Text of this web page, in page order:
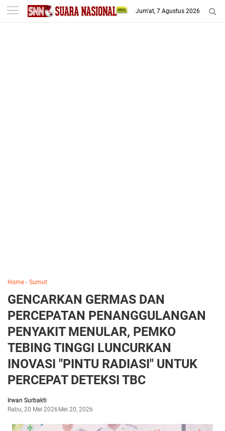
-->
Jum'at, 7 Agustus 2026
Home › Sumut
GENCARKAN GERMAS DAN
PERCEPATAN PENANGGULANGAN
PENYAKIT MENULAR, PEMKO
TEBING TINGGI LUNCURKAN
INOVASI "PINTU RADIASI" UNTUK
PERCEPAT DETEKSI TBC
Irwan Surbakti
Rabu, 20 Mei 2026 Mei 20, 2026